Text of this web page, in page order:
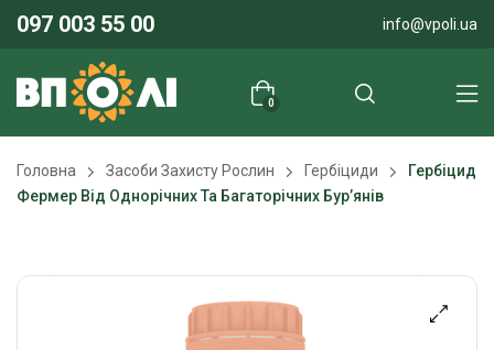
097 003 55 00 info@vpoli.ua
0
Головна Засоби Захисту Рослин Гербіциди
Гербіцид
Фермер Від Однорічних Та Багаторічних Бур’янів